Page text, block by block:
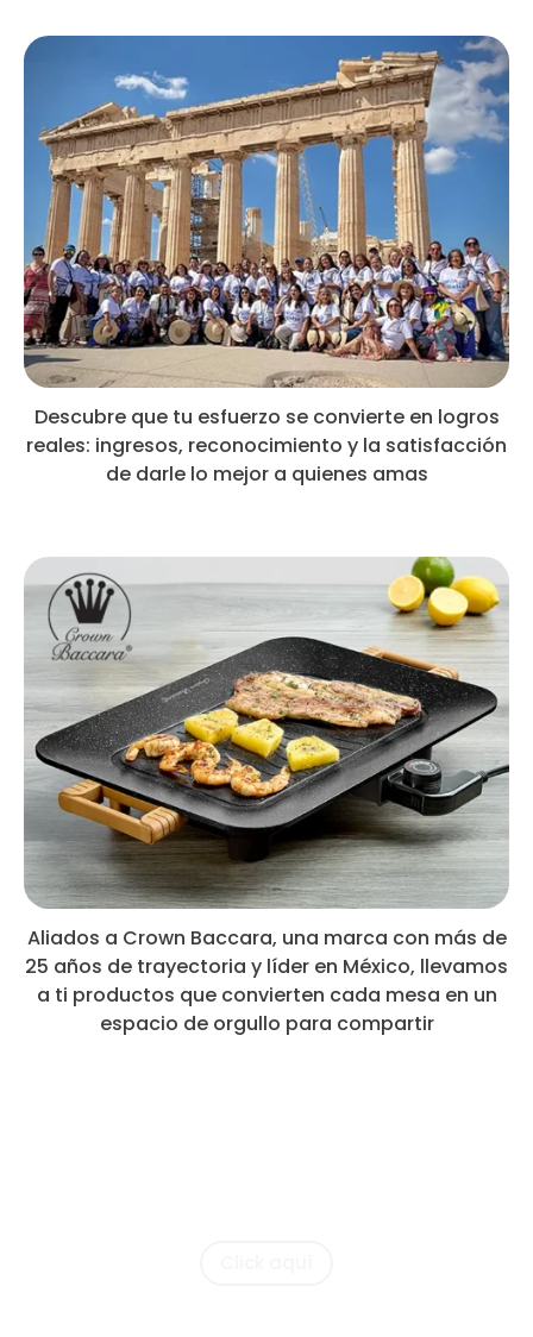
Descubre que tu esfuerzo se convierte en logros
reales: ingresos, reconocimiento y la satisfacción
de darle lo mejor a quienes amas
Aliados a Crown Baccara, una marca con más de
25 años de trayectoria y líder en México, llevamos
a ti productos que convierten cada mesa en un
espacio de orgullo para compartir